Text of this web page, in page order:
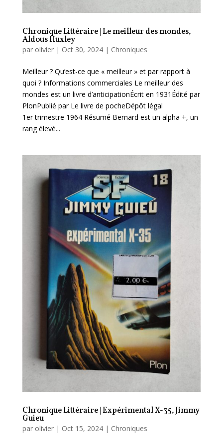
Chronique Littéraire | Le meilleur des mondes,
Aldous Huxley
par olivier| Oct 30, 2024| Chroniques
Meilleur ? Qu’est-ce que « meilleur » et par rapport à
quoi ? Informations commerciales Le meilleur des
mondes est un livre d’anticipationÉcrit en 1931Édité par
PlonPublié par Le livre de pocheDépôt légal
1er trimestre 1964 Résumé Bernard est un alpha +, un
rang élevé...
Chronique Littéraire | Expérimental X-35, Jimmy
Guieu
par olivier| Oct 15, 2024| Chroniques